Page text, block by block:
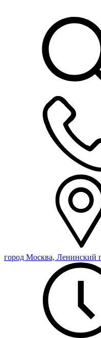
город Москва, Ленинский